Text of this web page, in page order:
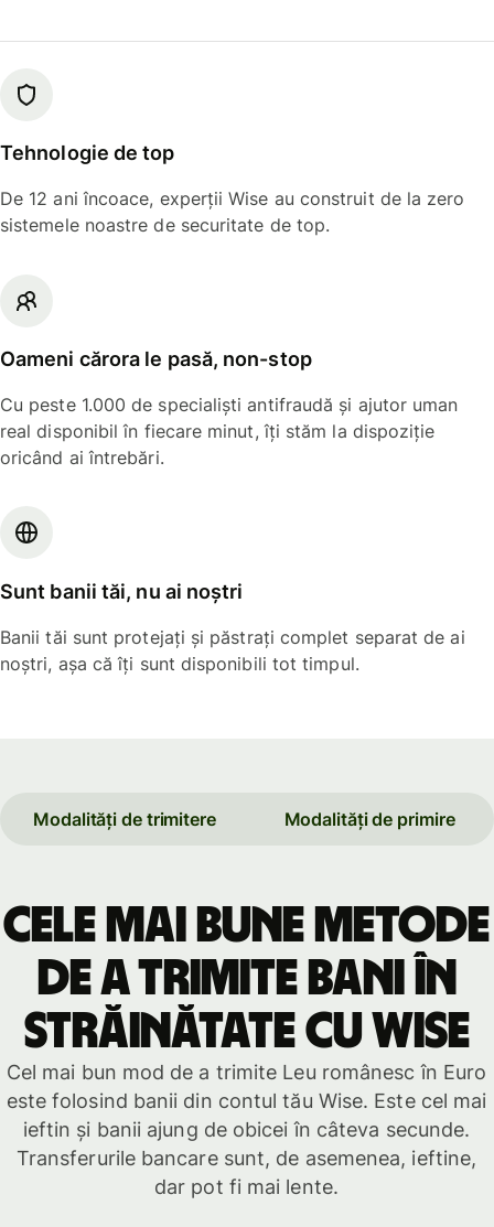
Tehnologie de top
De 12 ani încoace, experții Wise au construit de la zero
sistemele noastre de securitate de top.
Oameni cărora le pasă, non-stop
Cu peste 1.000 de specialiști antifraudă și ajutor uman
real disponibil în fiecare minut, îți stăm la dispoziție
oricând ai întrebări.
Sunt banii tăi, nu ai noștri
Banii tăi sunt protejați și păstrați complet separat de ai
noștri, așa că îți sunt disponibili tot timpul.
Modalități de trimitere Modalități de primire
Cele mai bune metode
de a trimite bani în
străinătate cu Wise
Cel mai bun mod de a trimite Leu românesc în Euro
este folosind banii din contul tău Wise. Este cel mai
ieftin și banii ajung de obicei în câteva secunde.
Transferurile bancare sunt, de asemenea, ieftine,
dar pot fi mai lente.